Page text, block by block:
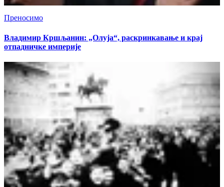
Преносимо
Владимир Кршљанин: „Олуја“, раскринкавање и крај
отпадничке империје